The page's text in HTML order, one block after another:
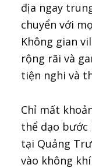
địa ngay
chuyển với
Không gian
rộng rãi và
tiện nghi và
Chỉ mất
thể dạo bước
tại Quảng
vào không